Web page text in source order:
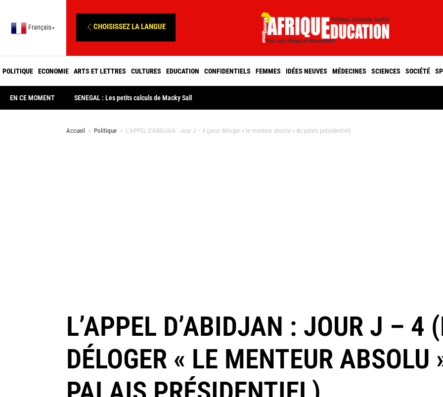
Français ▼ CHOISISSEZ LA LANGUE
POLITIQUE ECONOMIE ARTS ET LETTRES CULTURES EDUCATION CONFIDENTIELS FEMMES IDÉES NEUVES MÉDECINES SCIENCES SOCIÉTÉ
EN CE MOMENT SENEGAL : Les petits calculs de Macky Sall
Accueil > Politique > L’APPEL D’ABIDJAN : Jour J – 4 (pour déloger « le menteur absolu » du palais présidentiel)
L’APPEL D’ABIDJAN : JOUR J – 4
DÉLOGER « LE MENTEUR ABSOLU